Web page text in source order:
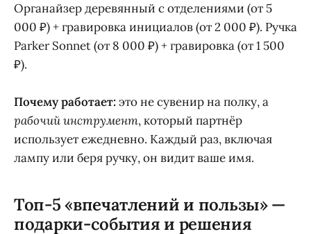
Органайзер деревянный с отделениями (от 5
000 ₽) + гравировка инициалов (от 2 000 ₽). Ручка
Parker Sonnet (от 8 000 ₽) + гравировка (от 1 500
₽).
Почему работает:это не сувенир на полку, а
рабочий инструмент, который партнёр
использует ежедневно. Каждый раз, включая
лампу или беря ручку, он видит ваше имя.
Топ-5 «впечатлений и пользы» —
подарки-события и решения